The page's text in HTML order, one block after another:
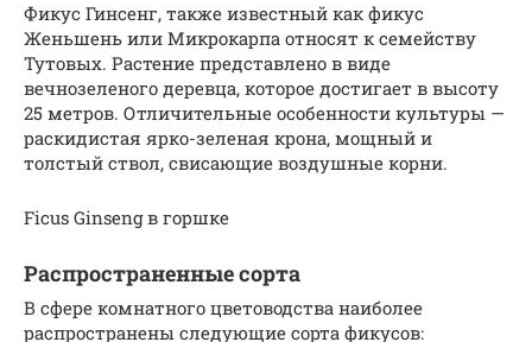
Фикус Гинсенг, также известный как фикус
Женьшень или Микрокарпа относят к семейству
Тутовых. Растение представлено в виде
вечнозеленого деревца, которое достигает в высоту
25 метров. Отличительные особенности культуры —
раскидистая ярко-зеленая крона, мощный и
толстый ствол, свисающие воздушные корни.
Ficus Ginseng в горшке
Распространенные сорта
В сфере комнатного цветоводства наиболее
распространены следующие сорта фикусов: